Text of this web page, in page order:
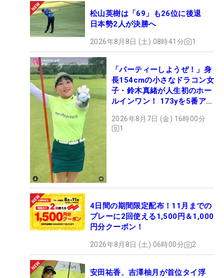
松山英樹は「69」も26位に後退
日本勢2人が決勝へ
2026年8月8日 (土) 08時41分 1
「パーティーしようぜ！」身
長154cmの小さなドラコン女
子・鈴木真緒が人生初のホー
ルインワン！ 173yを5番アイ
2026年8月7日 (金) 16時00分
1
4日間の期間限定配布！11月までの
プレーに2回使える1,500円＆1,000
円分クーポン！
2026年8月8日 (土) 06時00分 2
安田祐香、吉澤柚月が首位タイ浮